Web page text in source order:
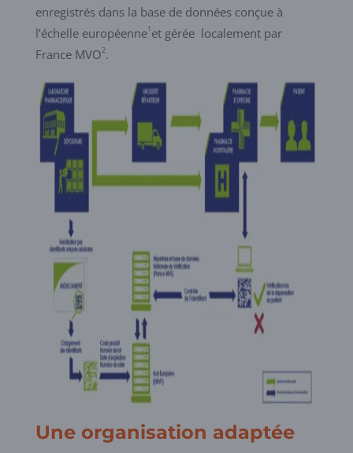
enregistrés dans la base de données conçue à
l’échelle européenne1 et gérée localement par
France MVO2.
Une organisation adaptée